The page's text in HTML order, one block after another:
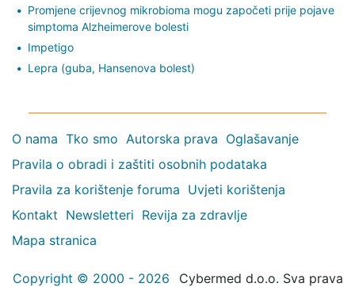
Promjene crijevnog mikrobioma mogu započeti prije pojave
simptoma Alzheimerove bolesti
Impetigo
Lepra (guba, Hansenova bolest)
O nama Tko smo Autorska prava Oglašavanje
Pravila o obradi i zaštiti osobnih podataka
Pravila za korištenje foruma Uvjeti korištenja
Kontakt Newsletteri Revija za zdravlje
Mapa stranica
Copyright © 2000 - 2026
Cybermed d.o.o. Sva prava